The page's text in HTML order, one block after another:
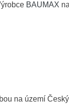
BAUMAX
na území